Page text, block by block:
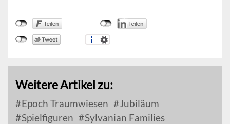
Weitere Artikel zu:
Epoch Traumwiesen
Jubiläum
Spielfiguren
Sylvanian Families